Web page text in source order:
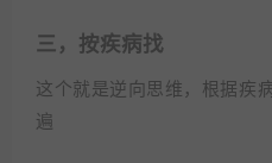
三，按疾病找
这个就是逆向思维，根据疾
遍